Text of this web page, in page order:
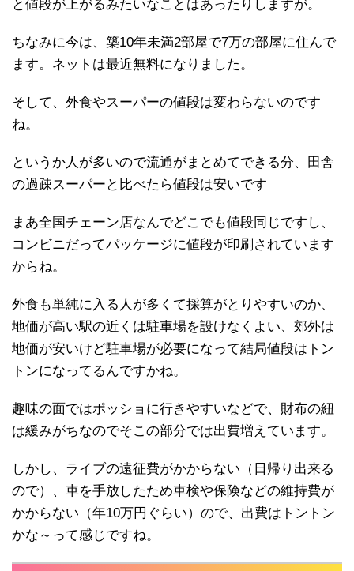
と値段が上がるみたいなことはあったりしますが。
ちなみに今は、築10年未満2部屋で7万の部屋に住んで
ます。ネットは最近無料になりました。
そして、外食やスーパーの値段は変わらないのです
ね。
というか人が多いので流通がまとめてできる分、田舎
の過疎スーパーと比べたら値段は安いです
まあ全国チェーン店なんでどこでも値段同じですし、
コンビニだってパッケージに値段が印刷されています
からね。
外食も単純に入る人が多くて採算がとりやすいのか、
地価が高い駅の近くは駐車場を設けなくよい、郊外は
地価が安いけど駐車場が必要になって結局値段はトン
トンになってるんですかね。
趣味の面ではポッショに行きやすいなどで、財布の紐
は緩みがちなのでそこの部分では出費増えています。
しかし、ライブの遠征費がかからない（日帰り出来る
ので）、車を手放したため車検や保険などの維持費が
かからない（年10万円ぐらい）ので、出費はトントン
かな～って感じですね。